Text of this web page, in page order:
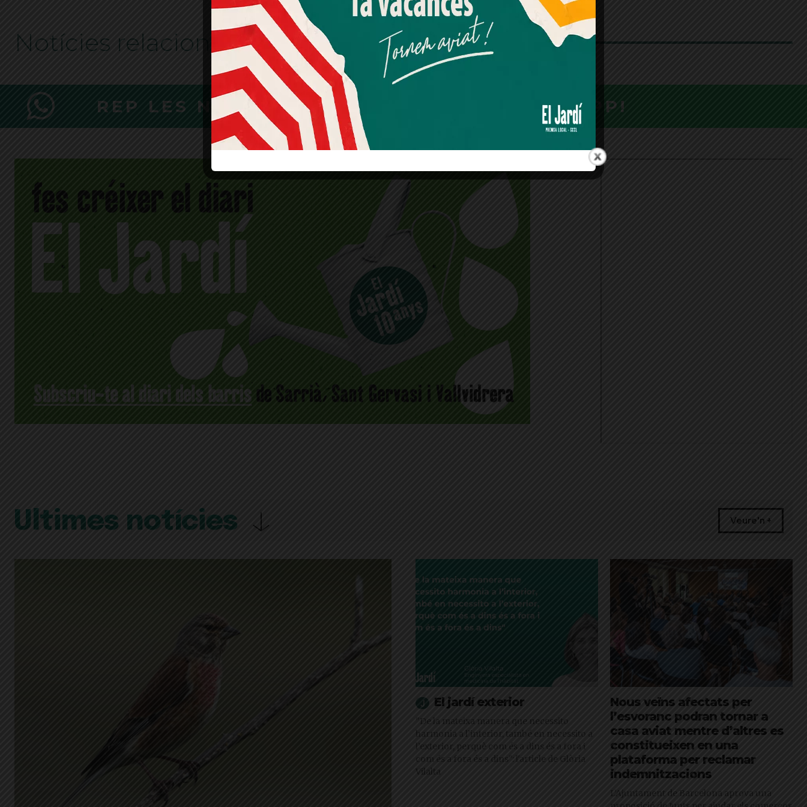
Notícies relacionades
REP LES NOTÍCIES AL MOMENT AL WHATSAPP!
Últimes notícies Veure'n +
El jardí exterior
"De la mateixa manera que necessito
harmonia a l’interior, també en necessito a
l’exterior, perquè com és a dins és a fora i
com és a fora és a dins": l'article de Glòria
Vilalta
Nous veïns afectats per
l’esvoranc podran tornar a
casa aviat mentre d’altres es
constitueixen en una
plataforma per reclamar
indemnitzacions
L’Ajuntament de Barcelona aprova una
Més informació Acceptar Rebutjar tot
Quan l’usuari crea un compte al Diari el Jardí, dona el seu
consentiment explícit per rebre comunicacions
informatives relacionades amb el servei. Aquest
consentiment pot ser revocat en qualsevol moment
mitjançant l’enllaç de baixa present a tots els correus.